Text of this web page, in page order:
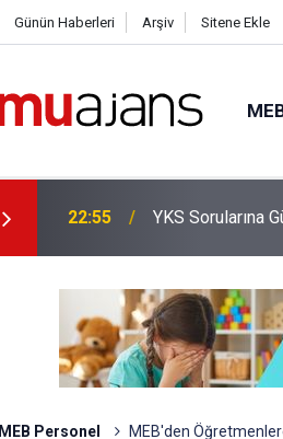
Günün Haberleri Arşiv Sitene Ekle
20:25 İl Emri Ataması
MEB Personel MEB'den